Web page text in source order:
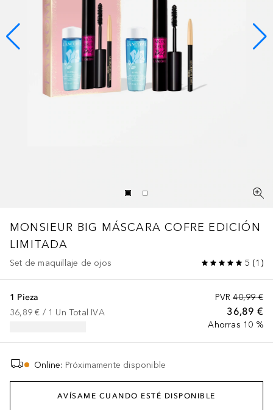
MONSIEUR BIG MÁSCARA COFRE EDICIÓN
LIMITADA
Set de maquillaje de ojos 5 (1 )
PVR 40,99 €
36,89 €
Ahorras 10 %
1 Pieza
36,89 € / 1 Un Total IVA
Online: Próximamente disponible
AVÍSAME CUANDO ESTÉ DISPONIBLE